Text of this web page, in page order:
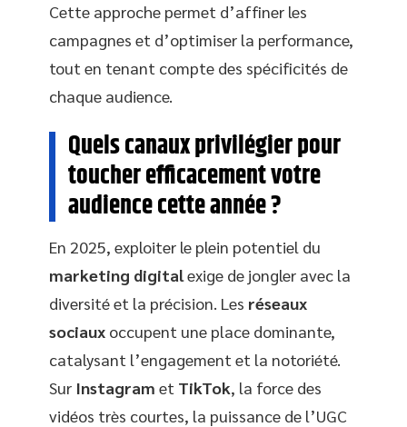
Cette approche permet d’affiner les
campagnes et d’optimiser la performance,
tout en tenant compte des spécificités de
chaque audience.
Quels canaux privilégier pour
toucher efficacement votre
audience cette année ?
En 2025, exploiter le plein potentiel du
marketing digitalexige de jongler avec la
diversité et la précision. Les réseaux
sociaux occupent une place dominante,
catalysant l’engagement et la notoriété.
Sur Instagram et TikTok, la force des
vidéos très courtes, la puissance de l’UGC